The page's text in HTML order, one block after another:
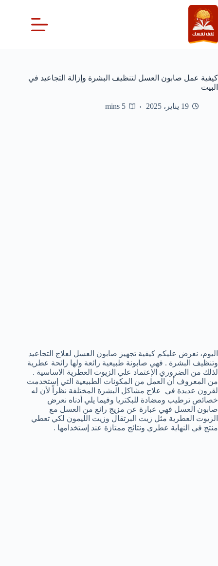
التجاوز
إلى
المحتوى
كيفية عمل صابون العسل لتنظيف البشرة وإزالة التجاعيد في
البيت
19 يناير، 2025 5 mins
اليوم، نعرض عليكم كيفية تجهيز صابون العسل لعلاج التجاعيد
وتنظيف البشرة . فهي صابونة طبيعية رائعة ولها رائحة عطرية
لذلك من الضروري الإعتماد علي الزيوت العطرية الاساسية .
من المعروف أن العمل من المكونات الطبيعية التي إستخدمت
لقرون عديدة في علاج مشاكل البشرة المختلفة نظراً لأن له
خصائص ترطيب ومضادة للبكتريا وفيما يلي أدناه نعرض
صابون العسل فهي عبارة عن مزيج رائع من العسل مع
الزيوت العطرية مثل زيت البرتقال وزيت الليمون لكي تعطي
منتج في النهاية عطري ونتائج ممتازة عند إستخدامها .